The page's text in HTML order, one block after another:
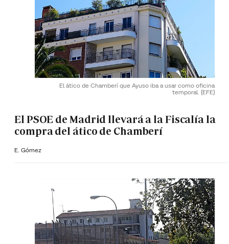
El ático de Chamberí que Ayuso iba a usar como oficina
temporal. (EFE)
El PSOE de Madrid llevará a la Fiscalía la
compra del ático de Chamberí
E. Gómez